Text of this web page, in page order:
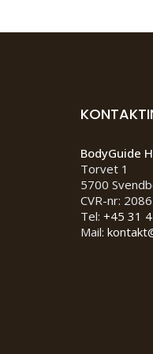
BodyGuide
Torvet 1
5700
CVR-nr:
Tel: +45 31
Mail: